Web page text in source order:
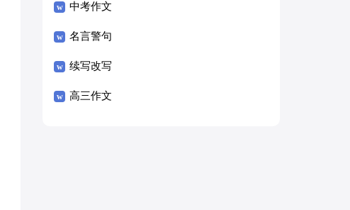
中考作文
名言警句
续写改写
高三作文